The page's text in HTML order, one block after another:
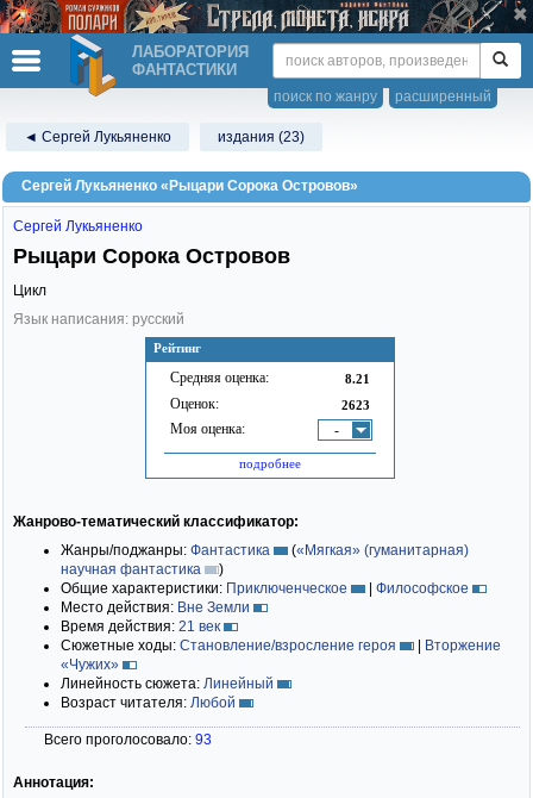
ЛАБОРАТОРИЯ
ФАНТАСТИКИ
расширенный
поиск по жанру
◄ Сергей Лукьяненко издания (23)
Сергей Лукьяненко «Рыцари Сорока Островов»
Рейтинг
Средняя оценка: 8.21
Оценок: 2623
Моя оценка: -
подробнее
Сергей Лукьяненко
Рыцари Сорока Островов
Цикл
Язык написания: русский
Жанрово-тематический классификатор:
Жанры/поджанры: Фантастика («Мягкая» (гуманитарная)
научная фантастика
)
Общие характеристики: Приключенческое | Философское
Место действия: Вне Земли
Время действия: 21 век
Сюжетные ходы: Становление/взросление героя | Вторжение
«Чужих»
Линейность сюжета: Линейный
Возраст читателя: Любой
Всего проголосовало: 93
Аннотация: